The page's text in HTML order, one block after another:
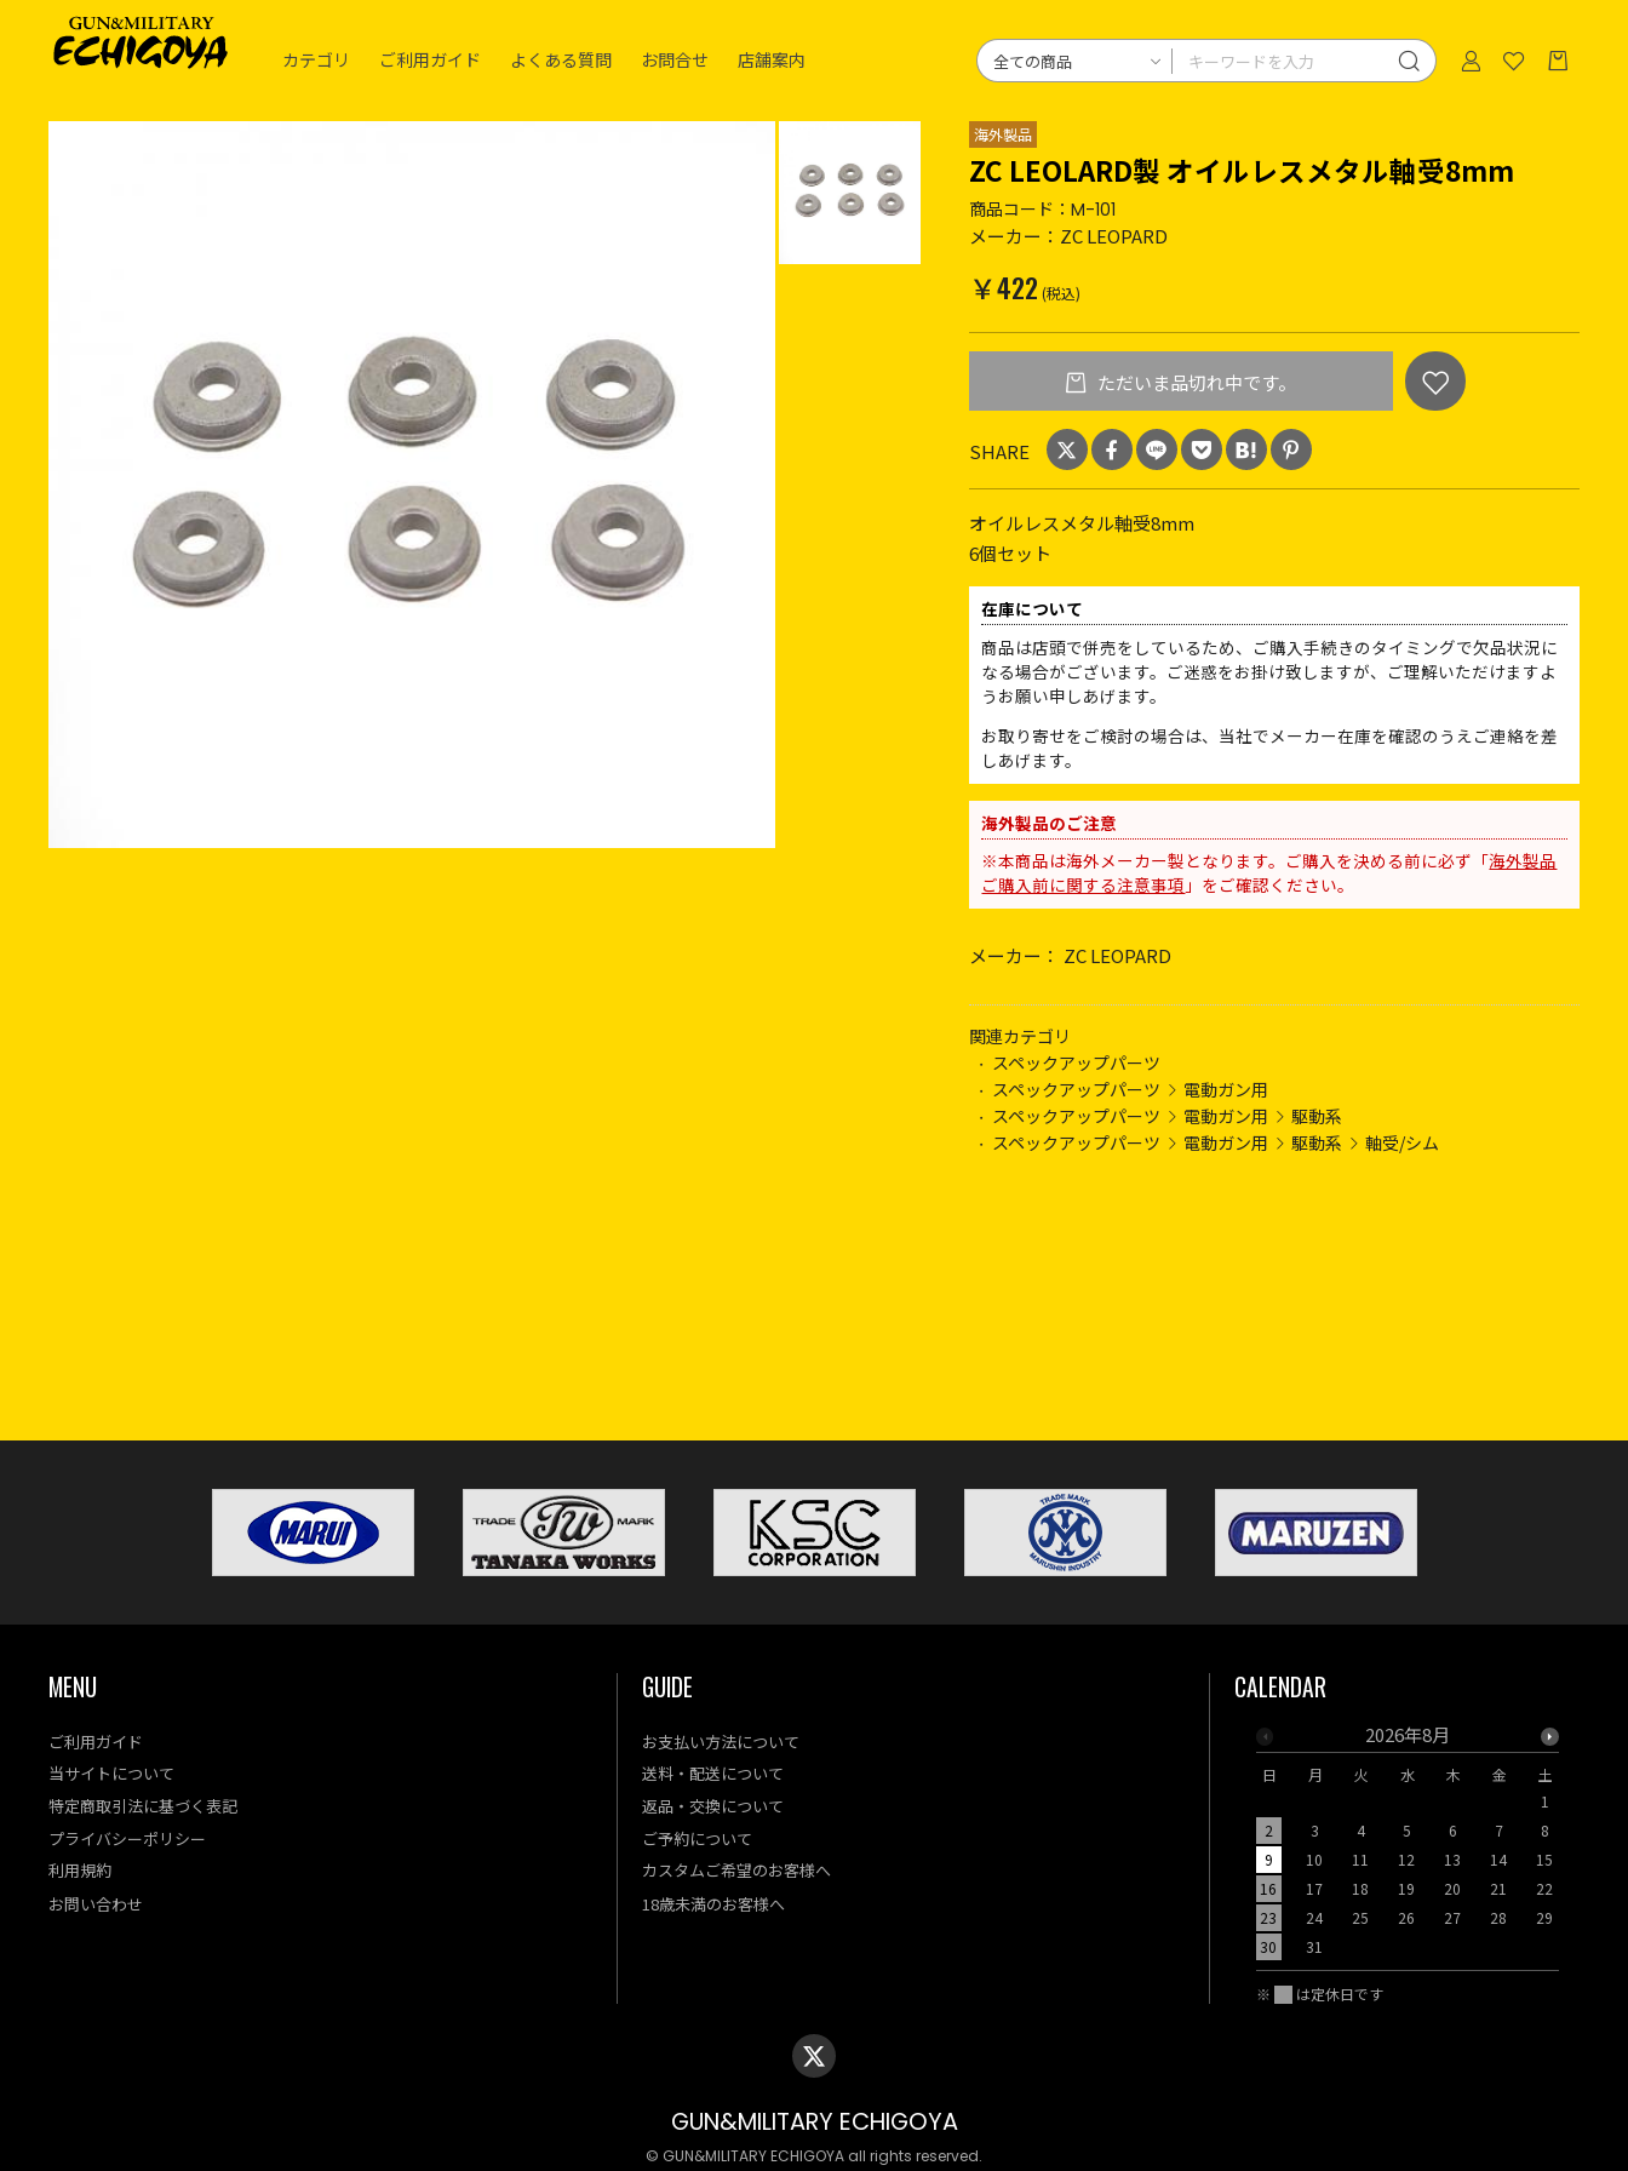
カテゴリ ご利用ガイド よくある質問 お問合せ 店舗案内
海外製品
ZC LEOLARD製 オイルレスメタル軸受8mm
商品コード：M-101
メーカー： ZC LEOPARD
￥422 (税込)
ただいま品切れ中です。
SHARE
オイルレスメタル軸受8mm
6個セット
在庫について
商品は店頭で併売をしているため、ご購入手続きのタイミングで欠品状況に
なる場合がございます。ご迷惑をお掛け致しますが、ご理解いただけますよ
うお願い申しあげます。
お取り寄せをご検討の場合は、当社でメーカー在庫を確認のうえご連絡を差
しあげます。
海外製品のご注意
※本商品は海外メーカー製となります。ご購入を決める前に必ず「海外製品
ご購入前に関する注意事項 」をご確認ください。
メーカー： ZC LEOPARD
関連カテゴリ
スペックアップパーツ
スペックアップパーツ
電動ガン用
スペックアップパーツ
電動ガン用
駆動系
スペックアップパーツ
電動ガン用 駆動系 軸受/シム
MENU
ご利用ガイド
当サイトについて
特定商取引法に基づく表記
プライバシーポリシー
利用規約
お問い合わせ
GUIDE
お支払い方法について
送料・配送について
返品・交換について
ご予約について
カスタムご希望のお客様へ
18歳未満のお客様へ
CALENDAR
2026年8月
日 月 火 水 木 金
土
1
2
3 4 5 6 7
8
9
10 11 12 13 14
15
16
17 18 19 20 21
22
23
24 25 26 27 28
29
30
31
※ は定休日です
GUN&MILITARY ECHIGOYA
© GUN&MILITARY ECHIGOYA all rights reserved.